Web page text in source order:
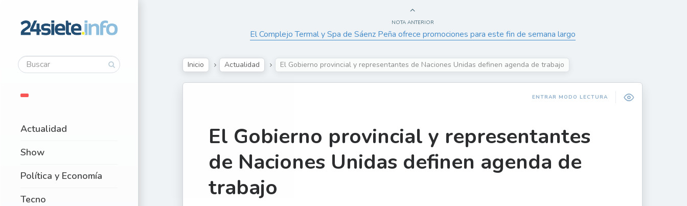
Actualidad
Show
Política y Economía
Tecno
NOTA ANTERIOR
El Complejo Termal y Spa de Sáenz Peña ofrece promociones para este fin de semana largo
Inicio Actualidad El Gobierno provincial y representantes de Naciones Unidas definen agenda de trabajo
ENTRAR MODO LECTURA
El Gobierno provincial y representantes
de Naciones Unidas definen agenda de
trabajo